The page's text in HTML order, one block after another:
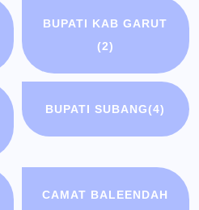
BUPATI KAB GARUT
(2)
BUPATI SUBANG(4)
CAMAT BALEENDAH